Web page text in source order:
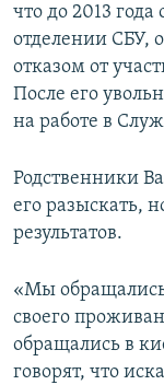
что до 2013 года
отделении СБУ,
отказом от
После его
на работе в
Родственники
его разыскать,
результатов.
«Мы
своего
обращались в
говорят, что